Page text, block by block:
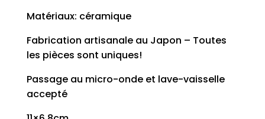
Matériaux: céramique
Fabrication artisanale au Japon – Toutes
les pièces sont uniques!
Passage au micro-onde et lave-vaisselle
accepté